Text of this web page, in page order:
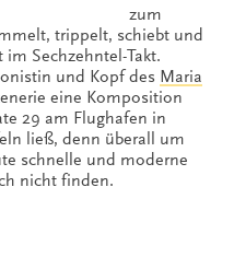
zum
trippelt, schiebt und
Sechzehntel-Takt.
und Kopf des Maria
eine Komposition
29 am Flughafen in
ließ, denn überall um
schnelle und moderne
nicht finden.